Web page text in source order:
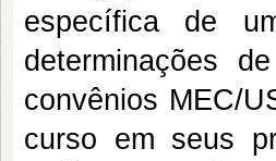
específica de
determinações
convênios MEC/
curso em seus